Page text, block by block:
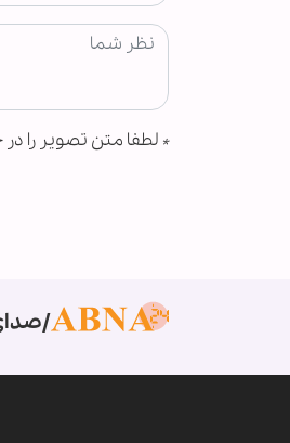
* لطفا متن تصویر را